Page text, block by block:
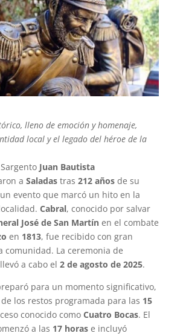
lleno de emoción y homenaje,
local y el legado del héroe de la
Juan Bautista
a Saladastras 212 añosde su
evento que marcó un hito en la
Cabral, conocido por salvar
José de San Martínen el combate
en 1813, fue recibido con gran
comunidad. La ceremonia de
a cabo el 2 de agosto de 2025.
para un momento significativo,
los restos programada para las 15
conocido como Cuatro Bocas. El
a las 17 horase incluyó